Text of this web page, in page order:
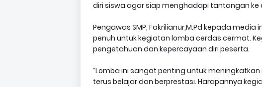
diri siswa agar siap menghadapi tantangan ke
Pengawas SMP, Fakrilianur,M.Pd kepada
penuh untuk kegiatan lomba cerdas cermat.
pengetahuan dan kepercayaan diri peserta.
“Lomba ini sangat penting untuk
terus belajar dan berprestasi. Harapannya